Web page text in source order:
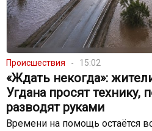
Происшествия 15:02
«Ждать некогда»:
Угдана просят технику,
разводят руками
Времени на помощь остаётся